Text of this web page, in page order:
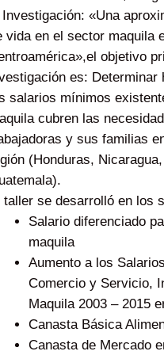
Investigación: «Una
vida en el sector maquila
objetivo
es: Determinar
salarios mínimos
cubren las
y sus familias
(Honduras,
taller se desarrolló en los
Salario diferenciado
maquila
Aumento a los
Comercio y Servicio,
Maquila 2003 – 2015
Canasta Básica
Canasta de Mercado